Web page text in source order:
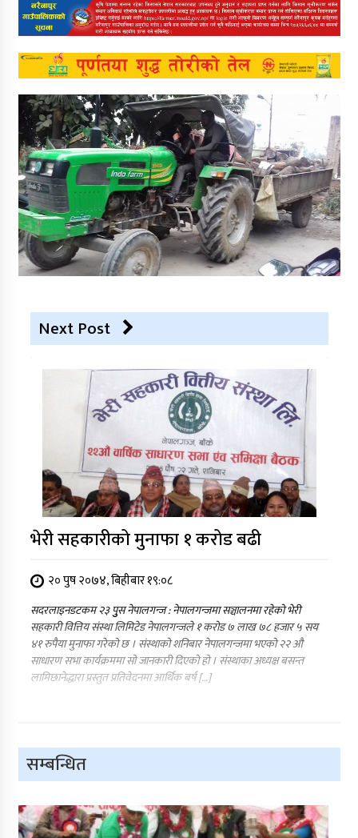
Next Post
भेरी सहकारीको मुनाफा १ करोड बढी
२० पुष २०७४, बिहीबार १९:०८
सदरलाइनडटकम २३ पुुुस नेपालगन्ज : नेपालगन्जमा सञ्चालनमा रहेको भेरी
सहकारी वित्तिय संस्था लिमिटेड नेपालगन्जले १ करोड ७ लाख ७८ हजार ५ सय
४१ रुपैया मुनाफा गरेको छ । संस्थाको शनिबार नेपालगन्जमा भएको २२ औ
साधारण सभा कार्यक्रममा सो जानकारी दिएको हो । संस्थाका अध्यक्ष बसन्त
लामिछानेद्धारा प्रस्तुत प्रतिवेदनमा आर्थिक बर्ष […]
सम्बन्धित